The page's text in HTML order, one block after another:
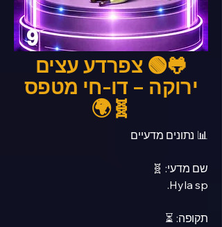
9
🐸🟢 צפרדע עצים
ירוקה – דו-חי מטפס
🧬🌍
📊 נתונים מדעיים
שם מדעי: 🧬
Hyla sp.
תקופה: ⏳